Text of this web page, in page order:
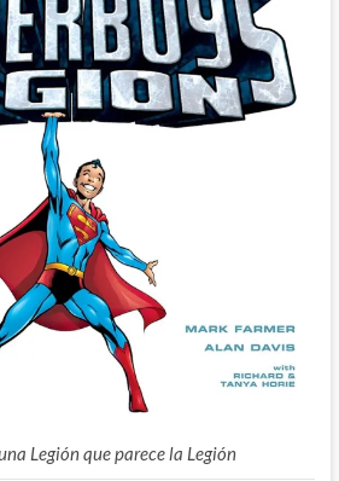
Legión que parece la Legión